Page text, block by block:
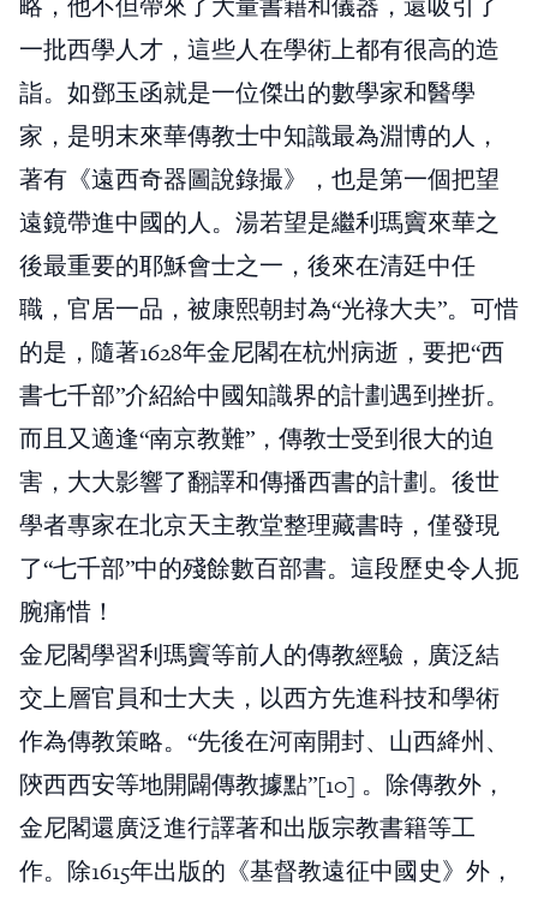
略，他不但帶來了大量書籍和儀器，還吸引了
一批西學人才，這些人在學術上都有很高的造
詣。如鄧玉函就是一位傑出的數學家和醫學
家，是明末來華傳教士中知識最為淵博的人，
著有《遠西奇器圖說錄撮》，也是第一個把望
遠鏡帶進中國的人。湯若望是繼利瑪竇來華之
後最重要的耶穌會士之一，後來在清廷中任
職，官居一品，被康熙朝封為“光祿大夫”。可惜
的是，隨著1628年金尼閣在杭州病逝，要把“西
書七千部”介紹給中國知識界的計劃遇到挫折。
而且又適逢“南京教難”，傳教士受到很大的迫
害，大大影響了翻譯和傳播西書的計劃。後世
學者專家在北京天主教堂整理藏書時，僅發現
了“七千部”中的殘餘數百部書。這段歷史令人扼
腕痛惜！
金尼閣學習利瑪竇等前人的傳教經驗，廣泛結
交上層官員和士大夫，以西方先進科技和學術
作為傳教策略。“先後在河南開封、山西絳州、
陝西西安等地開闢傳教據點”[10] 。除傳教外，
金尼閣還廣泛進行譯著和出版宗教書籍等工
作。除1615年出版的《基督教遠征中國史》外，